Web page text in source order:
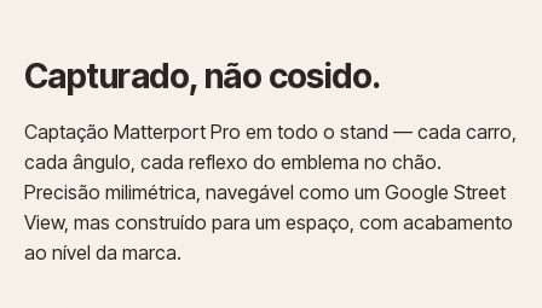
Capturado, não cosido.
Captação Matterport Pro em todo o stand — cada carro,
cada ângulo, cada reflexo do emblema no chão.
Precisão milimétrica, navegável como um Google Street
View, mas construído para um espaço, com acabamento
ao nível da marca.